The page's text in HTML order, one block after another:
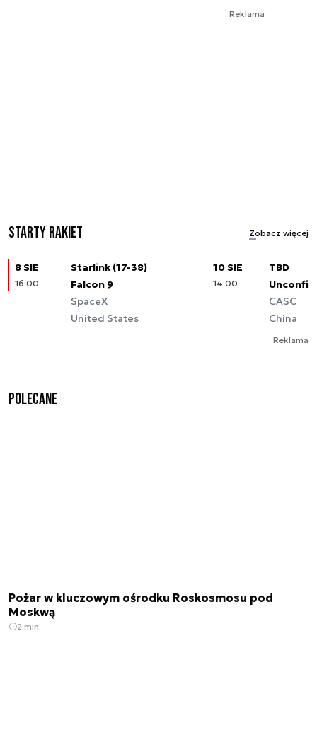
Reklama
Starty rakiet Zobacz więcej
8 SIE
16:00
Starlink (17-38)
Falcon 9
SpaceX
United States
10 SIE
14:00
TBD
CASC
China
Reklama
Polecane
Pożar w kluczowym ośrodku Roskosmosu pod
Moskwą
2 min.